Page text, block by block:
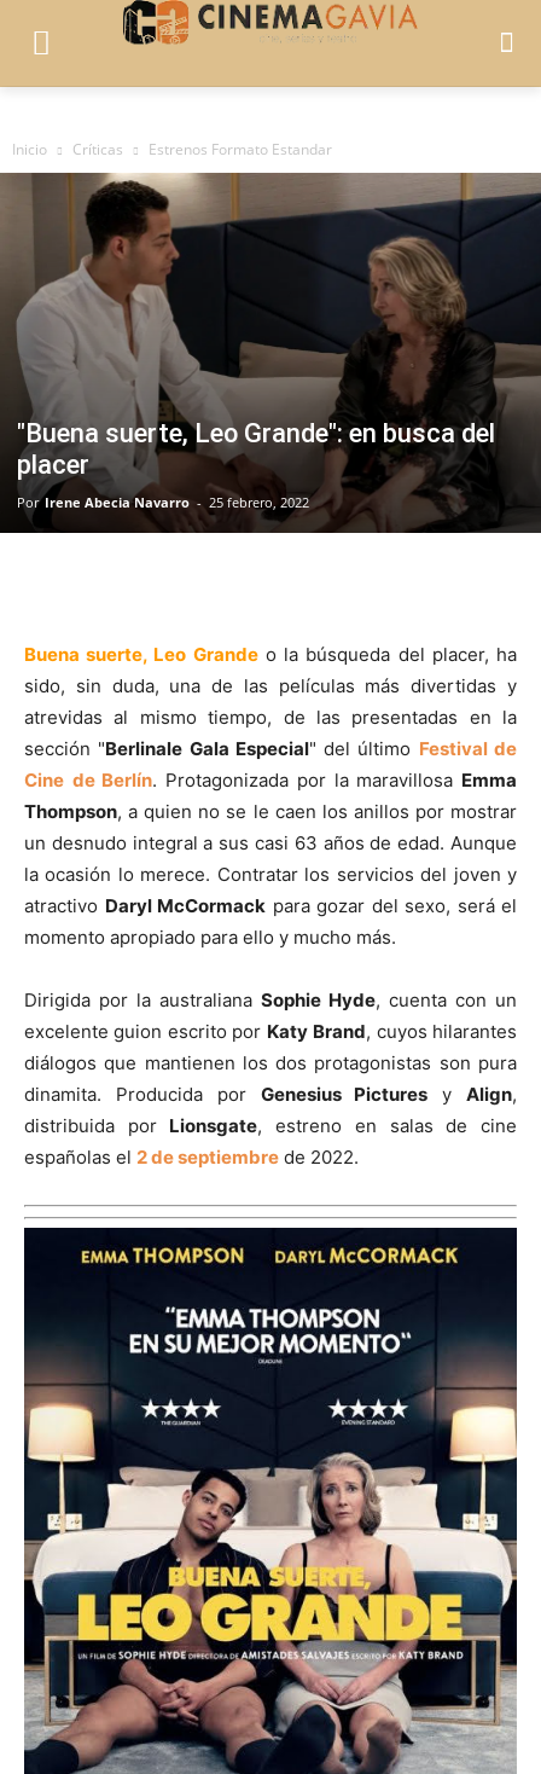
Inicio Críticas Estrenos Formato Estandar
"Buena suerte, Leo Grande": en busca del
placer
Por Irene Abecia Navarro - 25 febrero, 2022
Buena suerte, Leo Grandeo la búsqueda del placer, ha
sido, sin duda, una de las películas más divertidas y
atrevidas al mismo tiempo, de las presentadas en la
sección "Berlinale Gala Especial" del último Festival de
Cine de Berlín. Protagonizada por la maravillosa Emma
Thompson, a quien no se le caen los anillos por mostrar
un desnudo integral a sus casi 63 años de edad. Aunque
la ocasión lo merece. Contratar los servicios del joven y
atractivo Daryl McCormack para gozar del sexo, será el
momento apropiado para ello y mucho más.
Dirigida por la australiana Sophie Hyde, cuenta con un
excelente guion escrito por Katy Brand, cuyos hilarantes
diálogos que mantienen los dos protagonistas son pura
dinamita. Producida por Genesius Pictures yAlign,
distribuida por Lionsgate, estreno en salas de cine
españolas el 2 de septiembre de 2022.